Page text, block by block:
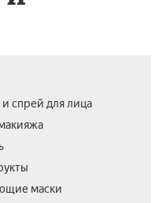
спрей для лица
маски